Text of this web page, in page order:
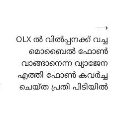
OLX ൽ വിൽപ്പനക്ക് വച്ച
മൊബൈൽ ഫോൺ
വാങ്ങാനെന്ന വ്യാജേന
എത്തി ഫോൺ കവർച്ച
ചെയ്ത പ്രതി പിടിയിൽ
⟶